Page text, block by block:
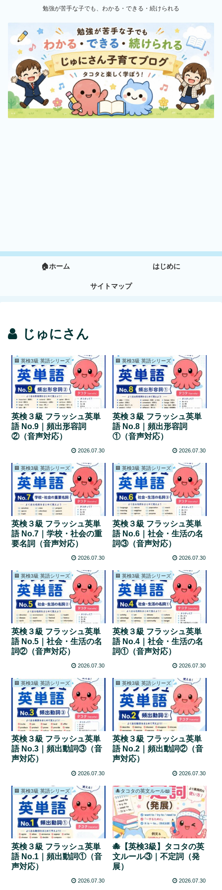
勉強が苦手な子でも、わかる・できる・続けられる
🏠ホーム はじめに
サイトマップ
じゅにさん
🟦 英検3級 英語シリーズ
英検３級 フラッシュ英単
語 No.9｜頻出形容詞
②（音声対応）
2026.07.30
🟦 英検3級 英語シリーズ
英検３級 フラッシュ英単
語 No.8｜頻出形容詞
①（音声対応）
2026.07.30
🟦 英検3級 英語シリーズ
英検３級 フラッシュ英単
語 No.7｜学校・社会の重
要名詞（音声対応）
2026.07.30
🟦 英検3級 英語シリーズ
英検３級 フラッシュ英単
語 No.6｜社会・生活の名
詞③（音声対応）
2026.07.30
🟦 英検3級 英語シリーズ
英検３級 フラッシュ英単
語 No.5｜社会・生活の名
詞②（音声対応）
2026.07.30
🟦 英検3級 英語シリーズ
英検３級 フラッシュ英単
語 No.4｜社会・生活の名
詞①（音声対応）
2026.07.30
🟦 英検3級 英語シリーズ
英検３級 フラッシュ英単
語 No.3｜頻出動詞③（音
声対応）
2026.07.30
🟦 英検3級 英語シリーズ
英検３級 フラッシュ英単
語 No.2｜頻出動詞②（音
声対応）
2026.07.30
🟦 英検3級 英語シリーズ
英検３級 フラッシュ英単
語 No.1｜頻出動詞①（音
声対応）
2026.07.30
🐙タコタの英文ルール📖
🐙【英検3級】タコタの英
文ルール③｜不定詞（発
展）
2026.07.30